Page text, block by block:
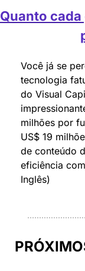
Quanto
Você já se
tecnologia
do Visual
milhões por
US$ 19
de conteúdo
eficiência
Inglês)